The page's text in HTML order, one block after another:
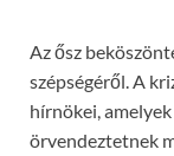
Az ősz
szépségéről. A
hírnökei,
örvendeztetnek